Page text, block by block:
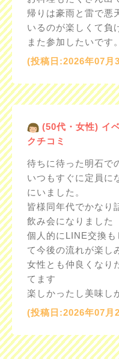
帰りは豪雨と雷で悪
いるのが楽しくて負
また参加したいです。
(投稿日:2026年07月
(50代・女性) イ
クチコミ
待ちに待った明石で
いつもすぐに定員に
にいました。
皆様同年代でかなり
飲み会になりました
個人的にLINE交換も
て今後の流れが楽し
女性とも仲良くなり
てます
楽しかったし美味し
(投稿日:2026年07月